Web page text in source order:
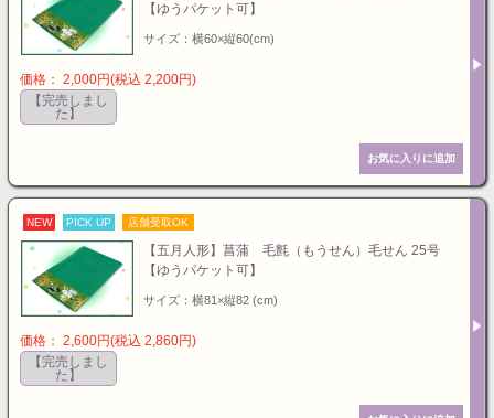
【ゆうパケット可】
サイズ：横60×縦60(cm)
価格： 2,000円(税込 2,200円)
【完売しまし
た】
NEW PICK UP 店舗受取OK
【五月人形】菖蒲 毛氈（もうせん）毛せん 25号
【ゆうパケット可】
サイズ：横81×縦82 (cm)
価格： 2,600円(税込 2,860円)
【完売しまし
た】